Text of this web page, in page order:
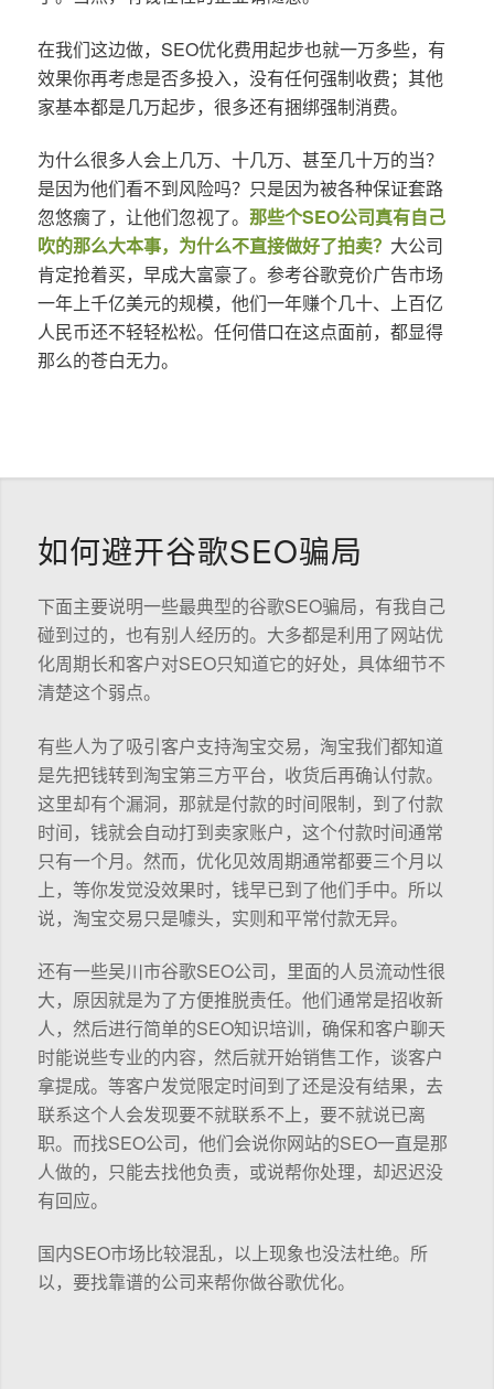
在我们这边做，SEO优化费用起步也就一万多些，有
效果你再考虑是否多投入，没有任何强制收费；其他
家基本都是几万起步，很多还有捆绑强制消费。
为什么很多人会上几万、十几万、甚至几十万的当？
是因为他们看不到风险吗？只是因为被各种保证套路
忽悠瘸了，让他们忽视了。 那些个SEO公司真有自己
吹的那么大本事，为什么不直接做好了拍卖？ 大公司
肯定抢着买，早成大富豪了。参考谷歌竞价广告市场
一年上千亿美元的规模，他们一年赚个几十、上百亿
人民币还不轻轻松松。任何借口在这点面前，都显得
那么的苍白无力。
如何避开谷歌SEO骗局
下面主要说明一些最典型的谷歌SEO骗局，有我自己
碰到过的，也有别人经历的。大多都是利用了网站优
化周期长和客户对SEO只知道它的好处，具体细节不
清楚这个弱点。
有些人为了吸引客户支持淘宝交易，淘宝我们都知道
是先把钱转到淘宝第三方平台，收货后再确认付款。
这里却有个漏洞，那就是付款的时间限制，到了付款
时间，钱就会自动打到卖家账户，这个付款时间通常
只有一个月。然而，优化见效周期通常都要三个月以
上，等你发觉没效果时，钱早已到了他们手中。所以
说，淘宝交易只是噱头，实则和平常付款无异。
还有一些吴川市谷歌SEO公司，里面的人员流动性很
大，原因就是为了方便推脱责任。他们通常是招收新
人，然后进行简单的SEO知识培训，确保和客户聊天
时能说些专业的内容，然后就开始销售工作，谈客户
拿提成。等客户发觉限定时间到了还是没有结果，去
联系这个人会发现要不就联系不上，要不就说已离
职。而找SEO公司，他们会说你网站的SEO一直是那
人做的，只能去找他负责，或说帮你处理，却迟迟没
有回应。
国内SEO市场比较混乱，以上现象也没法杜绝。所
以，要找靠谱的公司来帮你做谷歌优化。